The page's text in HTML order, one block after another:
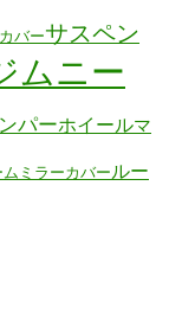
カバーサスペン
ムニー
パーホイールマ
ムミラーカバー ルー